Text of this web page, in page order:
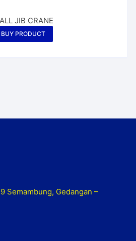
JIB CRANE
BUY PRODUCT
Semambung, Gedangan –